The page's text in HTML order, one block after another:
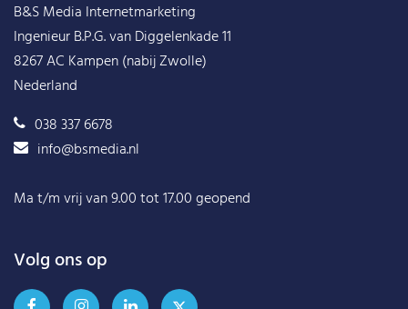
B&S Media Internetmarketing
Ingenieur B.P.G. van Diggelenkade 11
8267 AC Kampen (nabij Zwolle)
Nederland
038 337 6678
info@bsmedia.nl
Ma t/m vrij van 9.00 tot 17.00 geopend
Volg ons op